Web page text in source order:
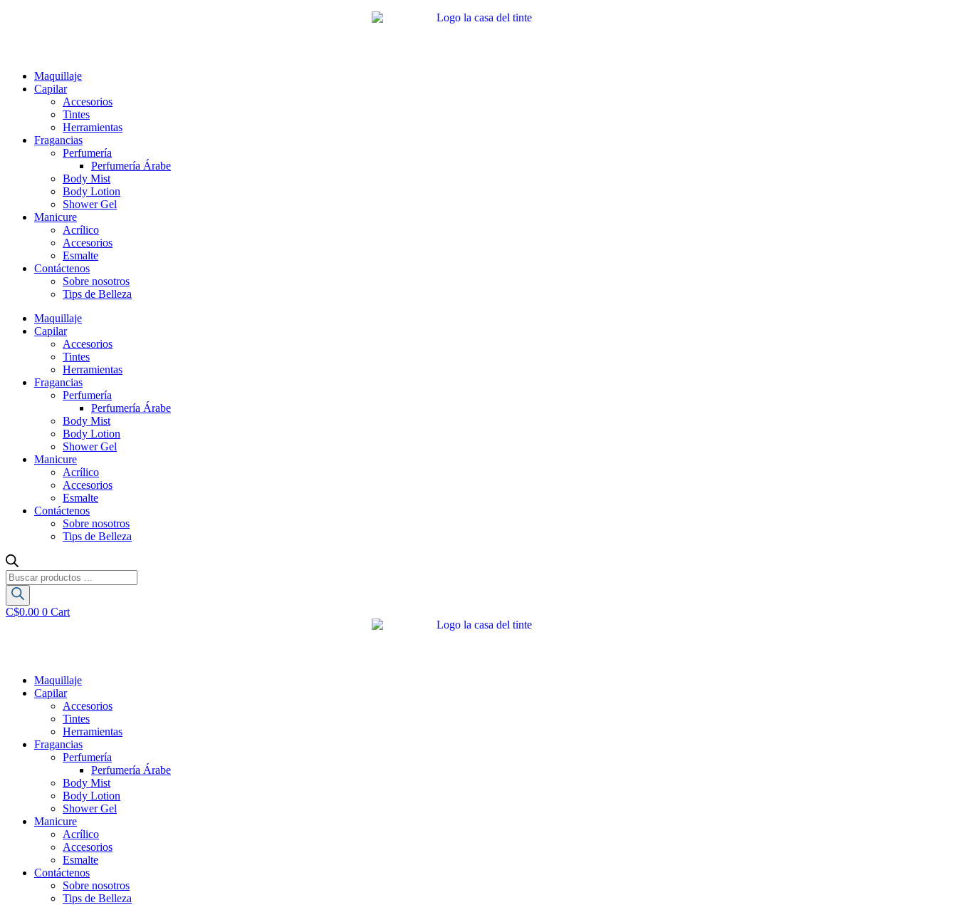
Maquillaje
Capilar
Accesorios
Tintes
Herramientas
Fragancias
Perfumería
Perfumería Árabe
Body Mist
Body Lotion
Shower Gel
Manicure
Acrílico
Accesorios
Esmalte
Contáctenos
Sobre nosotros
Tips de Belleza
Maquillaje
Capilar
Accesorios
Tintes
Herramientas
Fragancias
Perfumería
Perfumería Árabe
Body Mist
Body Lotion
Shower Gel
Manicure
Acrílico
Accesorios
Esmalte
Contáctenos
Sobre nosotros
Tips de Belleza
Búsqueda
de
productos
C$0.00 0 Cart
Maquillaje
Capilar
Accesorios
Tintes
Herramientas
Fragancias
Perfumería
Perfumería Árabe
Body Mist
Body Lotion
Shower Gel
Manicure
Acrílico
Accesorios
Esmalte
Contáctenos
Sobre nosotros
Tips de Belleza